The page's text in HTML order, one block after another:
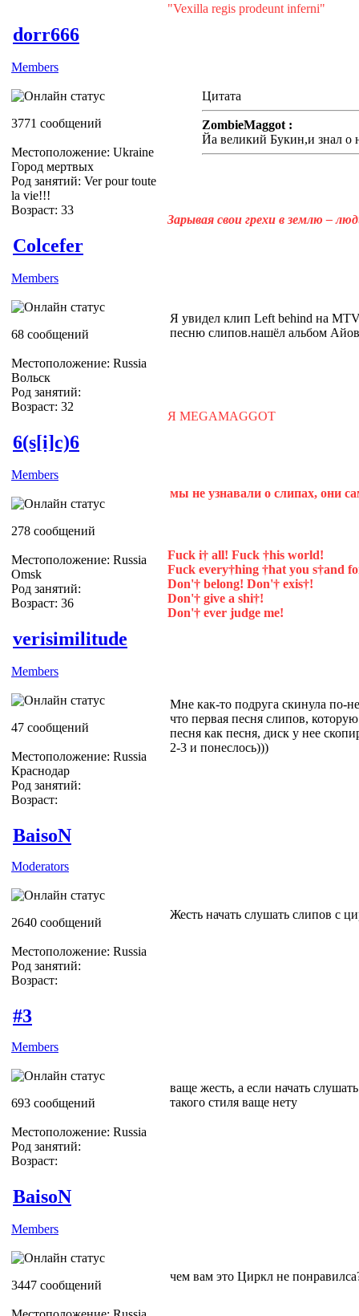
"Vexilla regis prodeunt inferni"
dorr666
Members
3771 сообщений
Местоположение: Ukraine
Город мертвых
Род занятий: Ver pour toute
la vie!!!
Возраст: 33
Цитата
ZombieMaggot :
Йа великий Букин,и знал
Зарывая свои грехи в землю –
Colcefer
Members
68 сообщений
Местоположение: Russia
Вольск
Род занятий:
Возраст: 32
Я увидел клип Left behind на
песню слипов.нашёл альбом
Я MEGAMAGGOT
6(s[i]c)6
Members
278 сообщений
Местоположение: Russia
Omsk
Род занятий:
Возраст: 36
мы не узнавали о слипах, они
Fuck i† all! Fuck †his world!
Fuck every†hing †hat you s†and
Don'† belong! Don'† exis†!
Don'† give a shi†!
Don'† ever judge me!
verisimilitude
Members
47 сообщений
Местоположение: Russia
Краснодар
Род занятий:
Возраст:
Мне как-то подруга скинула по-
что первая песня слипов,
песня как песня, диск у нее
2-3 и понеслось)))
BaisoN
Moderators
2640 сообщений
Местоположение: Russia
Род занятий:
Возраст:
Жесть начать слушать слипов с
#3
Members
693 сообщений
Местоположение: Russia
Род занятий:
Возраст:
ваще жесть, а если начать
такого стиля ваще нету
BaisoN
Members
3447 сообщений
чем вам это Циркл не